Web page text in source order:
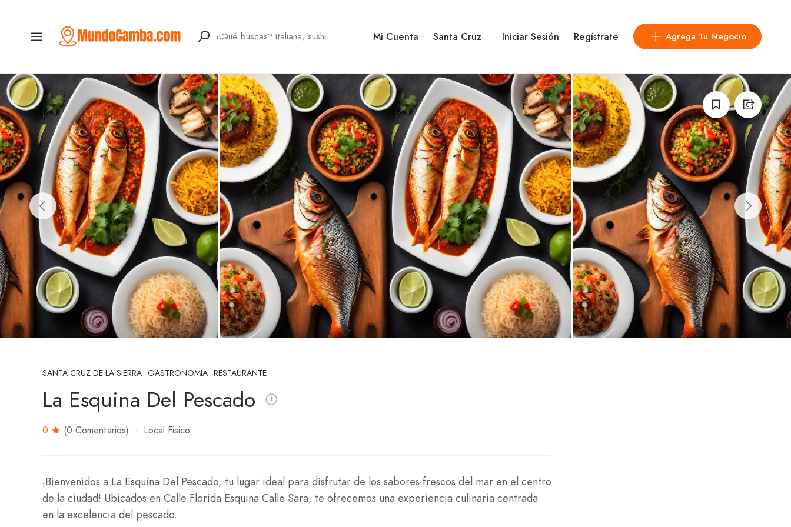
Mi Cuenta Santa Cruz Iniciar Sesión Regístrate Agrega Tu Negocio
SANTA CRUZ DE LA SIERRA GASTRONOMIA RESTAURANTE
La Esquina Del Pescado
0 (0 Comentarios) Local Fisico
¡Bienvenidos a La Esquina Del Pescado, tu lugar ideal para disfrutar de los sabores frescos del mar en el centro
de la ciudad! Ubicados en Calle Florida Esquina Calle Sara, te ofrecemos una experiencia culinaria centrada
en la excelencia del pescado.